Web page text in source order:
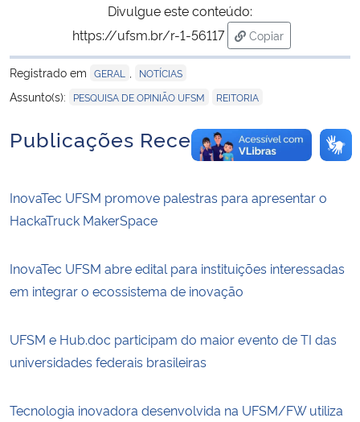
Divulgue este conteúdo:
https://ufsm.br/r-1-56117
Copiar
para área de
Registrado em GERAL NOTÍCIAS
Assunto(s): PESQUISA DE OPINIÃO UFSM REITORIA
Publicações Recentes
InovaTec UFSM promove palestras para apresentar o
HackaTruck MakerSpace
InovaTec UFSM abre edital para instituições interessadas
em integrar o ecossistema de inovação
UFSM e Hub.doc participam do maior evento de TI das
universidades federais brasileiras
Tecnologia inovadora desenvolvida na UFSM/FW utiliza